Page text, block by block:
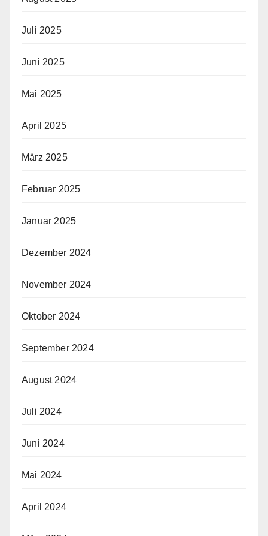
Juli 2025
Juni 2025
Mai 2025
April 2025
März 2025
Februar 2025
Januar 2025
Dezember 2024
November 2024
Oktober 2024
September 2024
August 2024
Juli 2024
Juni 2024
Mai 2024
April 2024